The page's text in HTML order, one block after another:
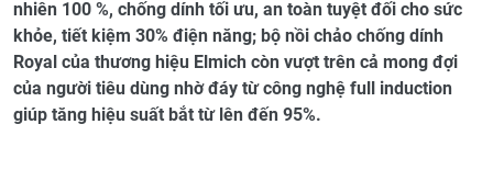
nhiên 100 %, chống dính tối ưu, an toàn tuyệt đối cho sức
khỏe, tiết kiệm 30% điện năng; bộ nồi chảo chống dính
Royal của thương hiệu Elmich còn vượt trên cả mong đợi
của người tiêu dùng nhờ đáy từ công nghệ full induction
giúp tăng hiệu suất bắt từ lên đến 95%.